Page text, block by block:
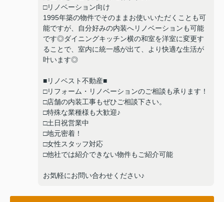
□リノベーション向け
1995年築の物件でそのままお使いいただくことも可
能ですが、自分好みの内装へリノベーションも可能
です◎ダイニングキッチン横の和室を洋室に変更す
ることで、室内に統一感が出て、より快適な生活が
叶います◎
■リノベスト不動産■
□リフォーム・リノベーションのご相談も承ります！
□店舗の内装工事もぜひご相談下さい。
□特殊な業種様も大歓迎♪
□土日祝営業中
□地元密着！
□女性スタッフ対応
□他社では紹介できない物件もご紹介可能
お気軽にお問い合わせください♪